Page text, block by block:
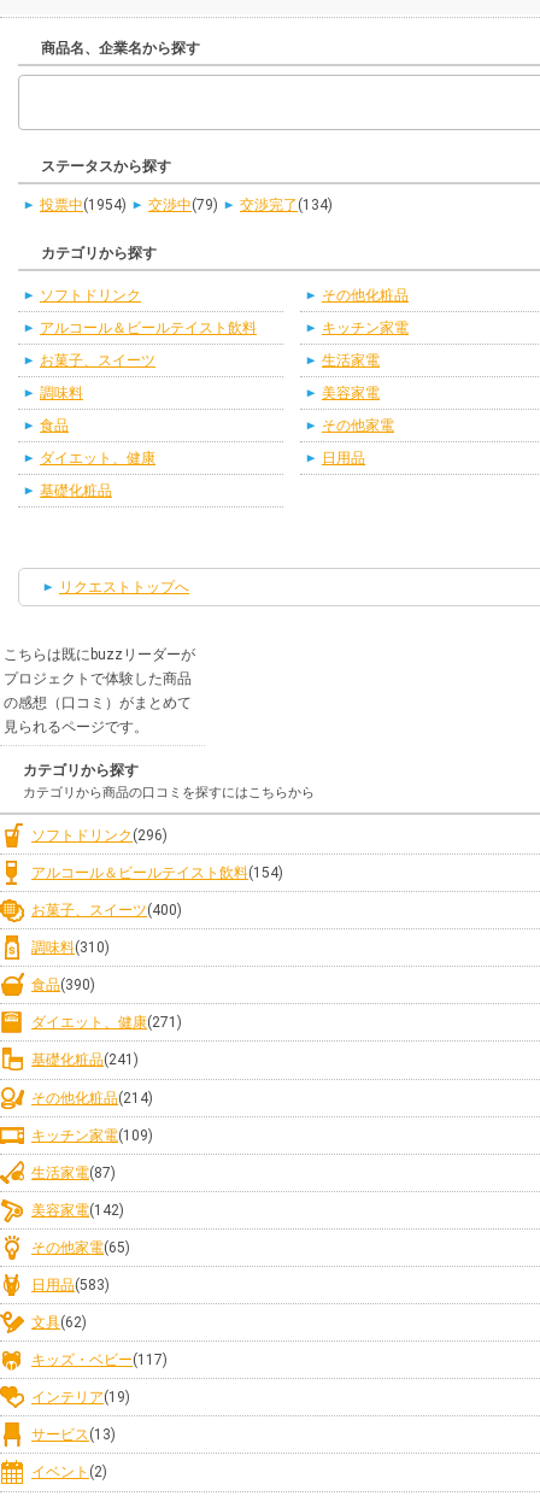
商品名、企業名から探す
ステータスから探す
投票中(1954) 交渉中(79) 交渉完了 (134)
カテゴリから探す
ソフトドリンク
アルコール＆ビールテイスト飲料
お菓子、スイーツ
調味料
食品
ダイエット、健康
基礎化粧品
その他化粧品
キッチン家電
生活家電
美容家電
その他家電
日用品
リクエストトップへ
こちらは既にbuzzリーダーが
プロジェクトで体験した商品
の感想（口コミ）がまとめて
見られるページです。
カテゴリから探す
カテゴリから商品の口コミを探すにはこちらから
ソフトドリンク (296)
アルコール＆ビールテイスト飲料(154)
お菓子、スイーツ(400)
調味料(310)
食品(390)
ダイエット、健康(271)
基礎化粧品(241)
その他化粧品(214)
キッチン家電(109)
生活家電(87)
美容家電(142)
その他家電(65)
日用品(583)
文具(62)
キッズ・ベビー(117)
インテリア(19)
サービス(13)
イベント (2)